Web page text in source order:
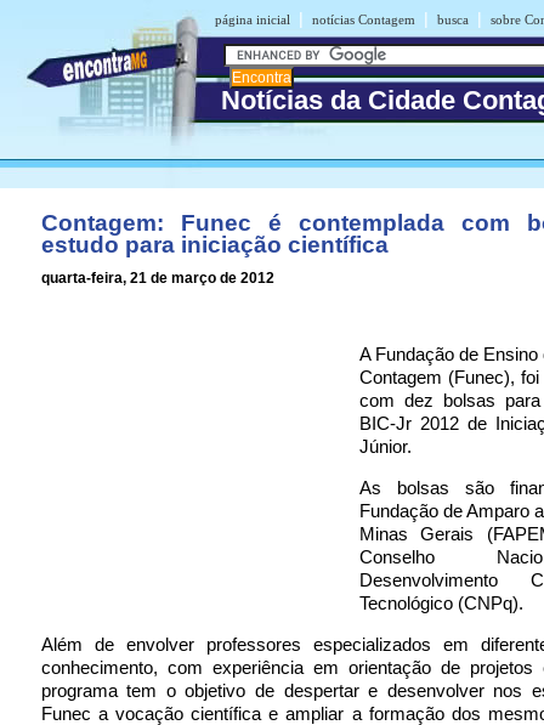
página inicial | notícias Contagem | busca | sobre
Notícias da Cidade
Contagem: Funec é contemplada com
estudo para iniciação científica
quarta-feira, 21 de março de 2012
A Fundação de Ensino
Contagem (Funec),
com dez bolsas
BIC-Jr 2012 de
Júnior.
As bolsas são
Fundação de Amparo
Minas Gerais
Conselho
Desenvolvimento
Tecnológico (CNPq).
Além de envolver professores especializados em
conhecimento, com experiência em orientação de projetos
programa tem o objetivo de despertar e desenvolver nos
Funec a vocação científica e ampliar a formação dos